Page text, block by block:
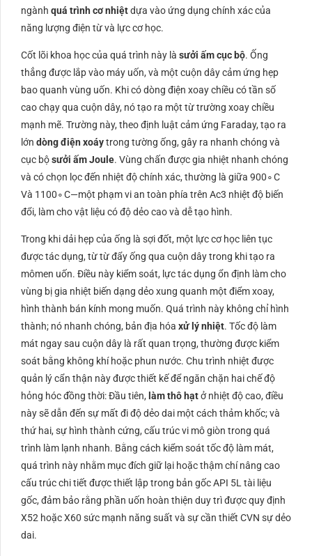
ngành quá trình cơ nhiệtdựa vào ứng dụng chính xác của
năng lượng điện từ và lực cơ học.
Cốt lõi khoa học của quá trình này là sưởi ấm cục bộ. Ống
thẳng được lắp vào máy uốn, và một cuộn dây cảm ứng hẹp
bao quanh vùng uốn. Khi có dòng điện xoay chiều có tần số
cao chạy qua cuộn dây, nó tạo ra một từ trường xoay chiều
mạnh mẽ. Trường này, theo định luật cảm ứng Faraday, tạo ra
lớn dòng điện xoáytrong tường ống, gây ra nhanh chóng và
cục bộsưởi ấm Joule. Vùng chấn được gia nhiệt nhanh chóng
và có chọn lọc đến nhiệt độ chính xác, thường là giữa 900∘C
Và 1100∘C—một phạm vi an toàn phía trên Ac3 nhiệt độ biến
đổi, làm cho vật liệu có độ dẻo cao và dễ tạo hình.
Trong khi dải hẹp của ống là sợi đốt, một lực cơ học liên tục
được tác dụng, từ từ đẩy ống qua cuộn dây trong khi tạo ra
mômen uốn. Điều này kiểm soát, lực tác dụng ổn định làm cho
vùng bị gia nhiệt biến dạng dẻo xung quanh một điểm xoay,
hình thành bán kính mong muốn. Quá trình này không chỉ hình
thành; nó nhanh chóng, bản địa hóa xử lý nhiệt. Tốc độ làm
mát ngay sau cuộn dây là rất quan trọng, thường được kiểm
soát bằng không khí hoặc phun nước. Chu trình nhiệt được
quản lý cẩn thận này được thiết kế để ngăn chặn hai chế độ
hỏng hóc đồng thời: Đầu tiên, làm thô hạtở nhiệt độ cao, điều
này sẽ dẫn đến sự mất đi độ dẻo dai một cách thảm khốc; và
thứ hai, sự hình thành cứng, cấu trúc vi mô giòn trong quá
trình làm lạnh nhanh. Bằng cách kiểm soát tốc độ làm mát,
quá trình này nhằm mục đích giữ lại hoặc thậm chí nâng cao
cấu trúc chi tiết được thiết lập trong bản gốcAPI 5L tài liệu
gốc, đảm bảo rằng phần uốn hoàn thiện duy trì được quy định
X52 hoặcX60 sức mạnh năng suất và sự cần thiết CVN sự dẻo
dai.